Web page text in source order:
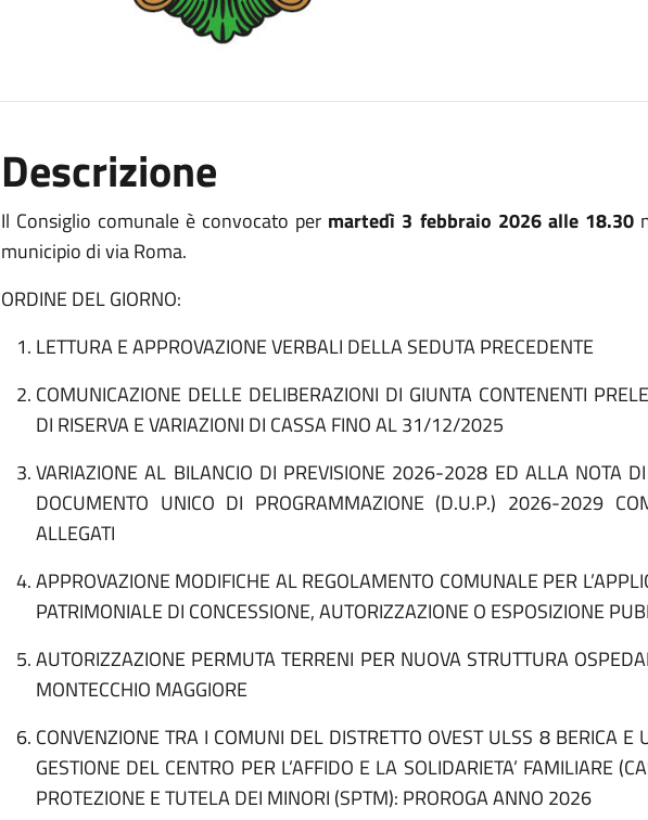
Descrizione
Il Consiglio comunale è convocato per martedì 3 febbraio 2026 alle 18.30
municipio di via Roma.
ORDINE DEL GIORNO:
LETTURA E APPROVAZIONE VERBALI DELLA SEDUTA PRECEDENTE
COMUNICAZIONE DELLE DELIBERAZIONI DI GIUNTA CONTENENTI
DI RISERVA E VARIAZIONI DI CASSA FINO AL 31/12/2025
VARIAZIONE AL BILANCIO DI PREVISIONE 2026-2028 ED ALLA NOTA
DOCUMENTO UNICO DI PROGRAMMAZIONE (D.U.P.) 2026-2029
ALLEGATI
APPROVAZIONE MODIFICHE AL REGOLAMENTO COMUNALE PER
PATRIMONIALE DI CONCESSIONE, AUTORIZZAZIONE O ESPOSIZIONE
AUTORIZZAZIONE PERMUTA TERRENI PER NUOVA STRUTTURA
MONTECCHIO MAGGIORE
CONVENZIONE TRA I COMUNI DEL DISTRETTO OVEST ULSS 8 BERICA E
GESTIONE DEL CENTRO PER L’AFFIDO E LA SOLIDARIETA’ FAMILIARE
PROTEZIONE E TUTELA DEI MINORI (SPTM): PROROGA ANNO 2026